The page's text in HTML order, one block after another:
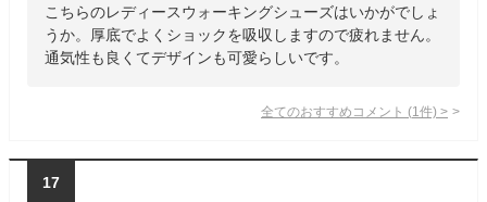
こちらのレディースウォーキングシューズはいかがでしょ
うか。厚底でよくショックを吸収しますので疲れません。
通気性も良くてデザインも可愛らしいです。
全てのおすすめコメント (1 件) >
17